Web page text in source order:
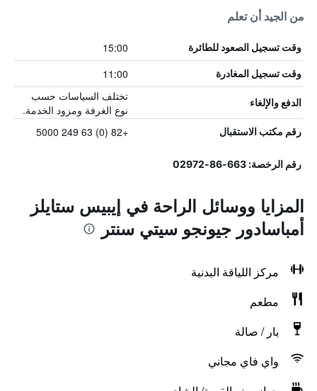
من الجيد أن تعلم
وقت تسجيل الصعود للطائرة 15:00
وقت تسجيل المغادرة 11:00
الدفع والإلغاء
تختلف السياسات حسب
نوع الغرفة ومزود الخدمة.
رقم مكتب الاستقبال +82 (0) 63 249 5000
رقم الرخصة: 663-86-02972
المزايا ووسائل الراحة في إيبيس ستايلز
أمباسادور جيونجو سيتي سنتر
مركز اللياقة البدنية
مطعم
بار / صالة
واي فاي مجاني